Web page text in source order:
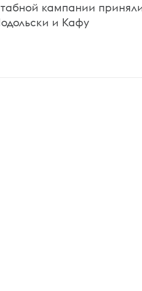
кампании
и Кафу